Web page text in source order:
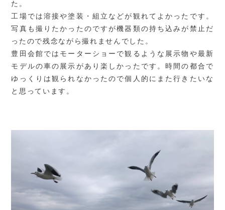
た。
工場では溶接や塗装・組立などが観れてよかったです。
写真も撮りたかったのですが機器類の持ち込みが禁止だ
ったので残念ながら撮れませんでした。
豊田会館ではモーターショーで観るような展示物や最新
モデルの車の展示があり楽しかったです。時間の都合で
ゆっくりは観られなかったので個人的にまた行きたいな
と思っています。